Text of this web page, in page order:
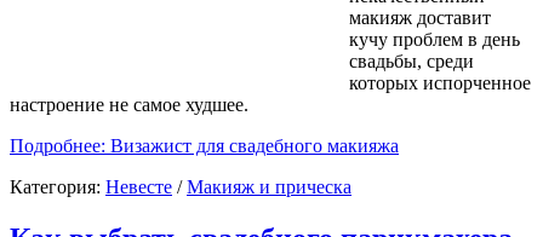
макияж доставит
кучу проблем в день
свадьбы, среди
которых испорченное
настроение не самое худшее.
Подробнее: Визажист для свадебного макияжа
Категория: Невесте /Макияж и прическа